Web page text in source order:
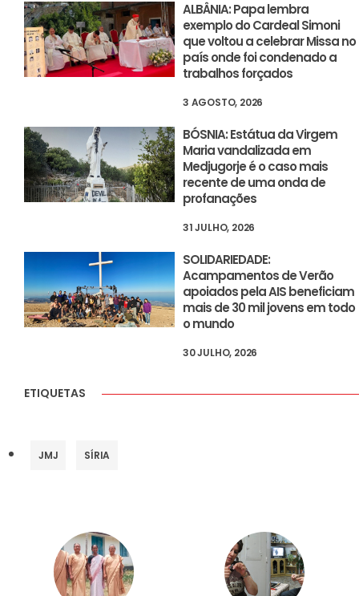
ALBÂNIA: Papa lembra
exemplo do Cardeal Simoni
que voltou a celebrar Missa no
país onde foi condenado a
trabalhos forçados
3 AGOSTO, 2026
BÓSNIA: Estátua da Virgem
Maria vandalizada em
Medjugorje é o caso mais
recente de uma onda de
profanações
31 JULHO, 2026
SOLIDARIEDADE:
Acampamentos de Verão
apoiados pela AIS beneficiam
mais de 30 mil jovens em todo
o mundo
30 JULHO, 2026
ETIQUETAS
JMJ SÍRIA